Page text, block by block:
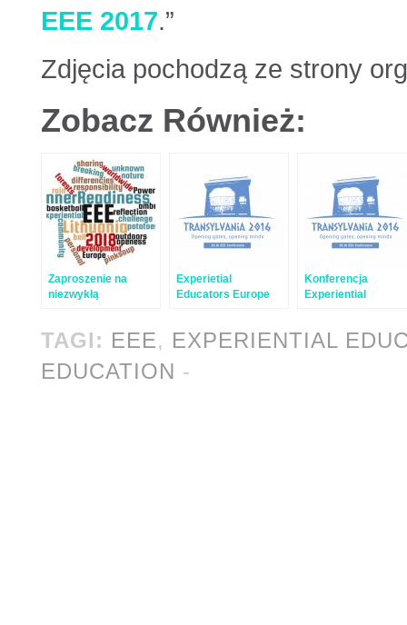
EEE 2017.”
Zdjęcia pochodzą ze strony
Zobacz Również:
Zaproszenie na
niezwykłą
Educators Europe
Experietial
Educators Europe
Konferencja
Experiential
TAGI: EEE, EXPERIENTIAL
EDUCATION -